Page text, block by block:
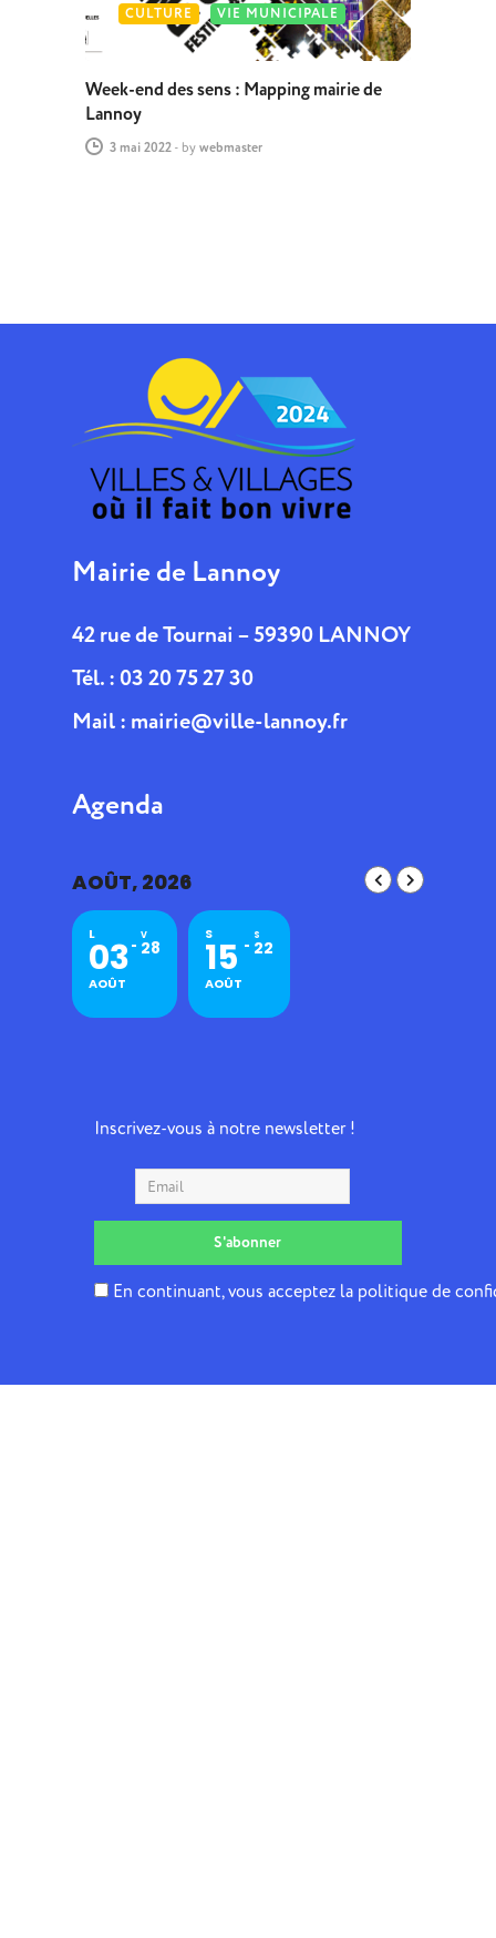
CULTURE
VIE MUNICIPALE
Week-end des sens : Mapping mairie de
Lannoy
3 mai 2022- by webmaster
Mairie de Lannoy
42 rue de Tournai – 59390 LANNOY
Tél. : 03 20 75 27 30
Mail : mairie@ville-lannoy.fr
Agenda
AOÛT, 2026
L
03
AOÛT
V
28
S
15
AOÛT
S
22
Inscrivez-vous à notre newsletter !
En continuant, vous acceptez la politique de